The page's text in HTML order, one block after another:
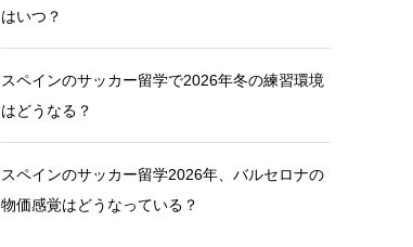
はいつ？
スペインのサッカー留学で2026年冬の練習環境
はどうなる？
スペインのサッカー留学2026年、バルセロナの
物価感覚はどうなっている？